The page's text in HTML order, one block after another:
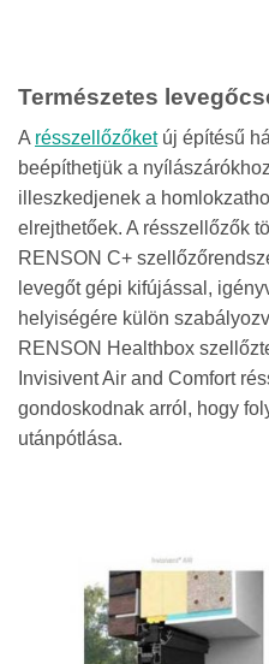
Természetes
A résszellőzőketúj építésű
beépíthetjük a
illeszkedjenek a
elrejthetőek. A résszellőzők
RENSON C+
levegőt gépi kifújással,
helyiségére külön
RENSON Healthbox
Invisivent Air and Comfort
gondoskodnak arról, hogy
utánpótlása.